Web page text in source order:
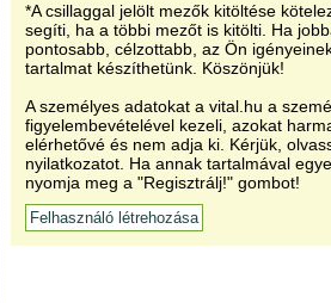
*A csillaggal jelölt mezők kitöltése
segíti, ha a többi mezőt is kitölti. Ha
pontosabb, célzottabb, az Ön
tartalmat készíthetünk. Köszönjük!
A személyes adatokat a vital.hu a
figyelembevételével kezeli, azokat
elérhetővé és nem adja ki. Kérjük,
nyilatkozatot. Ha annak tartalmával
nyomja meg a "Regisztrálj!" gombot!